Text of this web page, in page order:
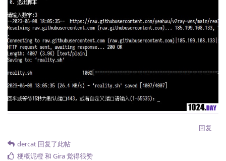
回复
dercat 回复了此帖
梗概泥橙 和 Gira觉得很赞